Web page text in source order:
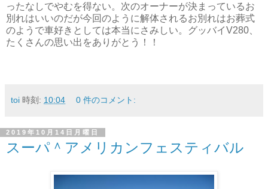
ったなしでやむを得ない。次のオーナーが決まっているお
別れはいいのだが今回のように解体されるお別れはお葬式
のようで車好きとしては本当にさみしい。グッバイV280、
たくさんの思い出をありがとう！！
toi 時刻: 10:04 0 件のコメント:
2019年10月14日月曜日
スーパ＾アメリカンフェスティバル